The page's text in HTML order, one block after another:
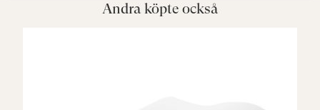
Andra köpte också